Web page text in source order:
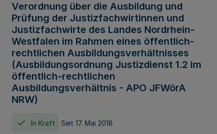
Verordnung über die Ausbildung und
Prüfung der Justizfachwirtinnen und
Justizfachwirte des Landes Nordrhein-
Westfalen im Rahmen eines öffentlich-
rechtlichen Ausbildungsverhältnisses
(Ausbildungsordnung Justizdienst 1.2 im
öffentlich-rechtlichen
Ausbildungsverhältnis - APO JFWörA
NRW)
In Kraft Seit 17. Mai 2018